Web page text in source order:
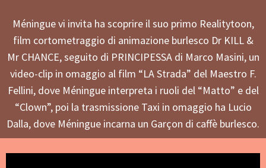
Méningue vi invita ha scoprire il suo primo Realitytoon,
film cortometraggio di animazione burlesco Dr KILL &
Mr CHANCE, seguito di PRINCIPESSA di Marco Masini, un
video-clip in omaggio al film “LA Strada” del Maestro F.
Fellini, dove Méningue interpreta i ruoli del “Matto” e del
“Clown”, poi la trasmissione Taxi in omaggio ha Lucio
Dalla, dove Méningue incarna un Garçon di caffè burlesco.